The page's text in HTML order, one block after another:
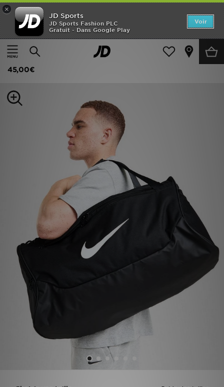
×
JD Sports
JD Sports Fashion PLC
Gratuit - Dans Google Play
Voir
Accueil
Femme Accessoires Femme Bagagerie
Nike Sac de sport Brasilia
45,00€
Accueil
Nouveautés
Enfant
PROMOS
Mon JD
Suivre Ma Commande
Service client
Nos Magasins
Télécharge l'Appli